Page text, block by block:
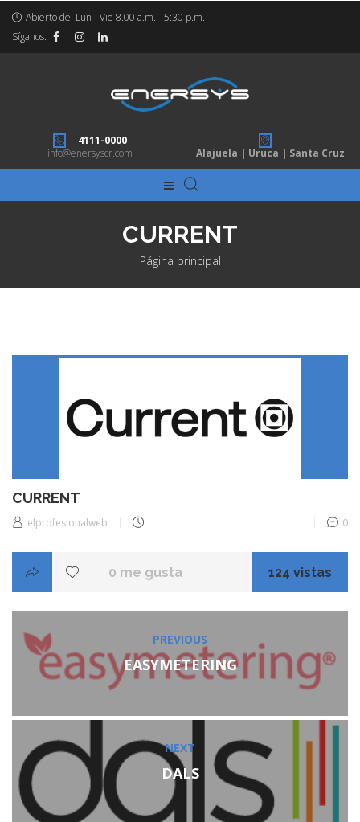
Abierto de: Lun - Vie 8.00 a.m. - 5:30 p.m.
Síganos:
4111-0000
info@enersyscr.com
Alajuela | Uruca | Santa Cruz
CURRENT
Página principal
CURRENT
elprofesionalweb 0
0 me gusta 124 vistas
Navegación
de
entradas
Previous
post:
PREVIOUS
EASYMETERING
Next
post:
NEXT
DALS